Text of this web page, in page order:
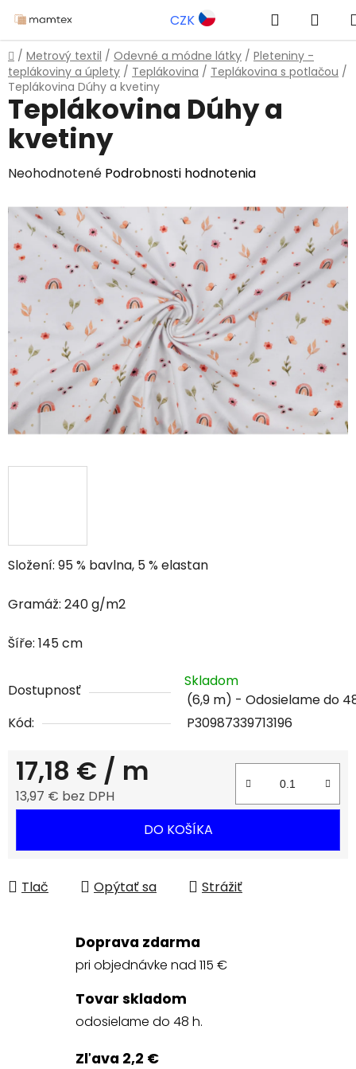
na
obsah
CZK Hľadať
Domov
/ Metrový textil / Odevné a módne látky / Pleteniny -
teplákoviny a úplety / Teplákovina / Teplákovina s potlačou /
Teplákovina Dúhy a kvetiny
Složení: 95 % bavlna, 5 % elastan
Gramáž: 240 g/m2
Šíře: 145 cm
Dostupnosť
Skladom
(6,9 m)
Kód:
P30987339713196
17,18 € / m
13,97 € bez DPH
DO KOŠÍKA
Tlač Opýtať sa Strážiť
Teplákovina Dúhy a
kvetiny
Priemerné
produktu
0,0
hviezdičiek.
Neohodnotené Podrobnosti hodnotenia
Doprava zdarma
pri objednávke nad 115 €
Tovar skladom
odosielame do 48 h.
Zľava 2,2 €